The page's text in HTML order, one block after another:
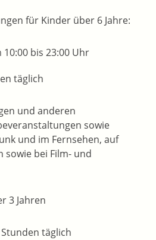
für Kinder über 6 Jahre:
bis 23:00 Uhr
täglich
und anderen
sowie
und im Fernsehen, auf
sowie bei Film- und
3 Jahren
täglich